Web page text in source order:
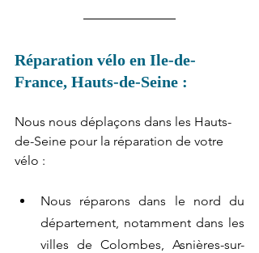
Réparation vélo en Ile-de-
France, Hauts-de-Seine :
Nous nous déplaçons dans les Hauts-
de-Seine pour la réparation de votre
vélo :
Nous réparons dans le nord du
département, notamment dans les
villes de Colombes, Asnières-sur-